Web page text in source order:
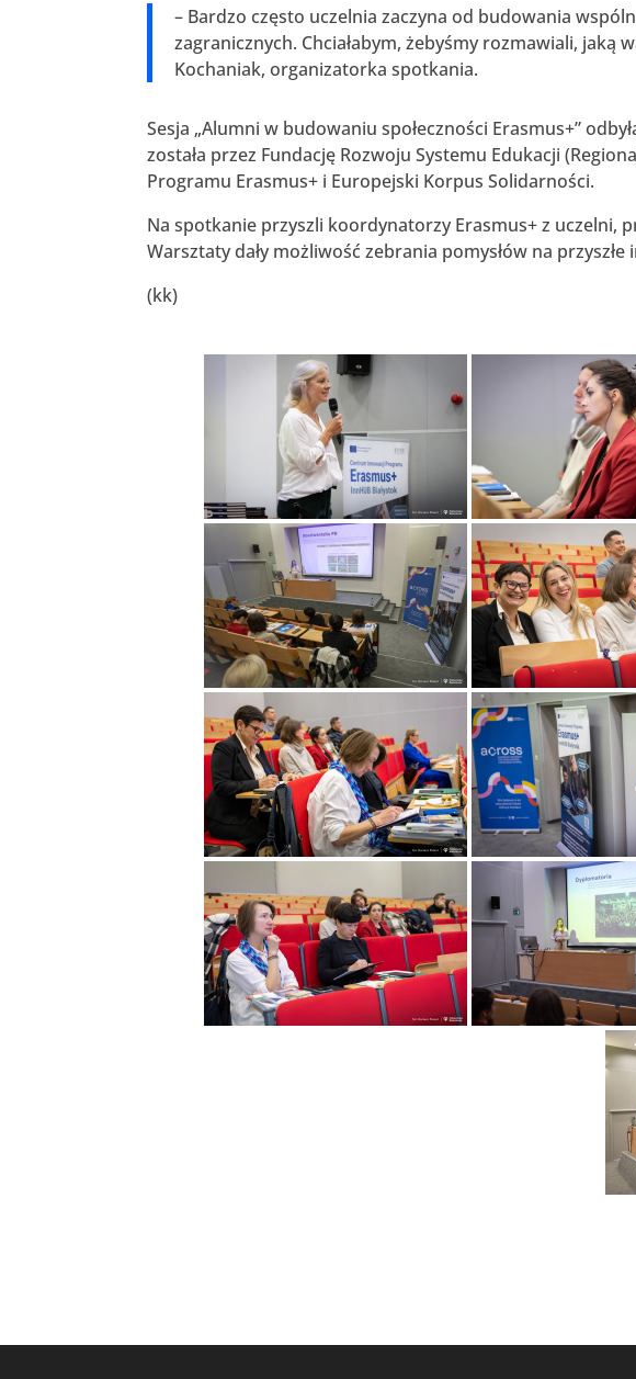
– Bardzo często uczelnia zaczyna od budowania
zagranicznych. Chciałabym, żebyśmy rozmawiali,
Kochaniak, organizatorka spotkania.
Sesja „Alumni w budowaniu społeczności Erasmus+”
została przez Fundację Rozwoju Systemu Edukacji
Programu Erasmus+ i Europejski Korpus Solidarności.
Na spotkanie przyszli koordynatorzy Erasmus+ z uczelni,
Warsztaty dały możliwość zebrania pomysłów na
(kk)